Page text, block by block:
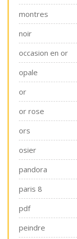
montres
noir
occasion en or
opale
or
or rose
ors
osier
pandora
paris 8
pdf
peindre